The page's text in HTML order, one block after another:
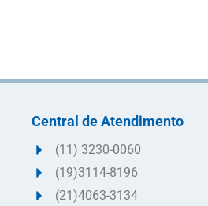
Central de Atendimento
(11) 3230-0060
(19)3114-8196
(21)4063-3134